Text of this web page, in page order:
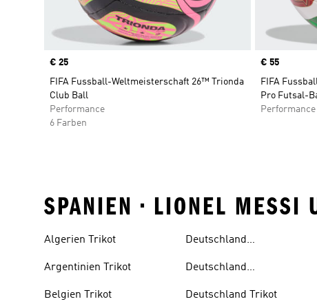
Price
€ 25
FIFA Fussball-Weltmeisterschaft 26™ Trionda
Club Ball
Performance
6 Farben
Price
€ 55
FIFA
Pro Futsal-
Performance
SPANIEN • LIONEL MESSI
Algerien Trikot
Argentinien Trikot
Belgien Trikot
Deutschland
Deutschland
Deutschland Trikot